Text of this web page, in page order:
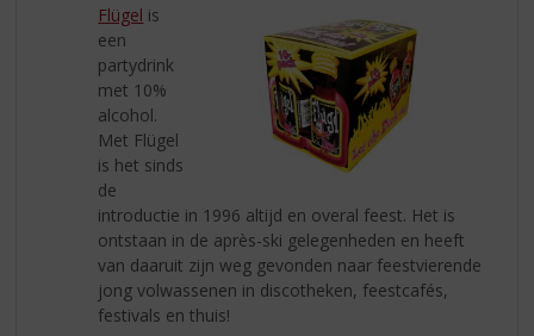
Flügel is
een
partydrink
met 10%
alcohol.
Met Flügel
is het sinds
de
introductie in 1996 altijd en overal feest. Het is
ontstaan in de après-ski gelegenheden en heeft
van daaruit zijn weg gevonden naar feestvierende
jong volwassenen in discotheken, feestcafés,
festivals en thuis!